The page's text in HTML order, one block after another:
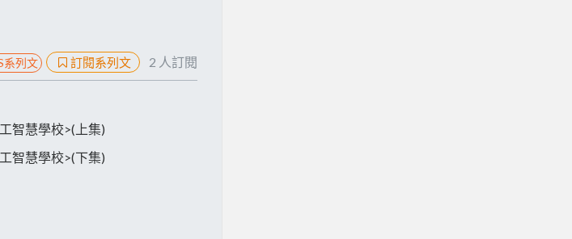
系列文 訂閱系列文 2 人訂閱
智慧學校>(上集)
智慧學校>(下集)